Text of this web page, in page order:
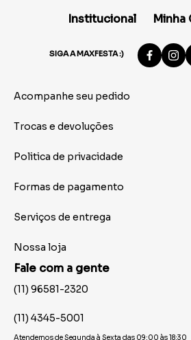
Institucional Minha
SIGA A MAXFESTA :)
Acompanhe seu pedido
Trocas e devoluções
Politica de privacidade
Formas de pagamento
Serviços de entrega
Nossa loja
Fale com a gente
(11) 96581-2320
(11) 4345-5001
Atendemos de Segunda à Sexta das 09:00 às 18:30